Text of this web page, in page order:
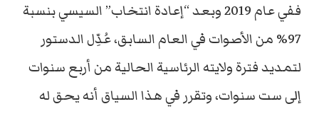
ففي عام 2019 وبعد “إعادة انتخاب” السيسي بنسبة
97% من الأصوات في العام السابق، عُدِّل الدستور
لتمديد فترة ولايته الرئاسية الحالية من أربع سنوات
إلى ست سنوات، وتقرر في هذا السياق أنه يحق له